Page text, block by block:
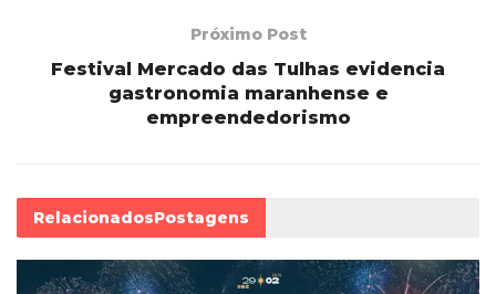
Próximo Post
Festival Mercado das Tulhas evidencia
gastronomia maranhense e
empreendedorismo
RelacionadosPostagens